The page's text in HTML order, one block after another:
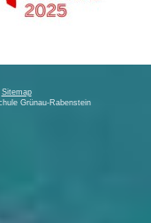
Sitemap
Grünau-Rabenstein